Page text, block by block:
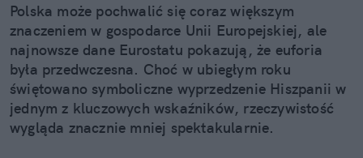
Polska może pochwalić się coraz większym
znaczeniem w gospodarce Unii Europejskiej, ale
najnowsze dane Eurostatu pokazują, że euforia
była przedwczesna. Choć w ubiegłym roku
świętowano symboliczne wyprzedzenie Hiszpanii w
jednym z kluczowych wskaźników, rzeczywistość
wygląda znacznie mniej spektakularnie.